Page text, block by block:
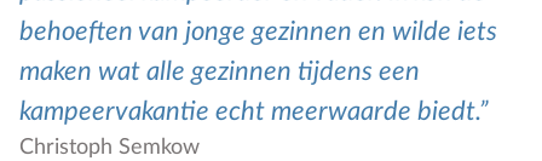
behoeften van jonge gezinnen en wilde iets
maken wat alle gezinnen tijdens een
kampeervakantie echt meerwaarde biedt.
Christoph Semkow